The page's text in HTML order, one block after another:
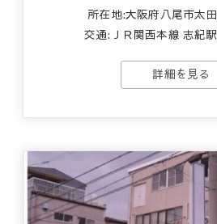
所在地:大阪府八尾市太
交通: ＪＲ関西本線 志紀
詳細を見る